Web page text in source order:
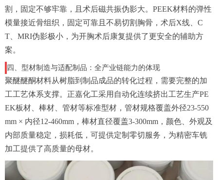
割，固定不够牢靠，且术后磁共振伪影大。PEEK材料的弹性
模量接近骨组织，固定可靠且不易切割胸骨，术后X线、C
T、MRI伪影极小，为开胸术后康复提供了更安全的辅助方
案。
四、型材制造与适配制品：全产业链能力的体现
聚醚醚酮材料从树脂到制品成品的转化过程，需要完整的加
工工艺体系支撑。正嘉化工采用自动化连续挤出工艺生产PE
EK板材、棒材、管材等标准型材，管材规格覆盖外径23-550
mm × 内径12-460mm，棒材直径覆盖3-300mm，颜色、外观及
内部质量稳定，损耗低，可提供定制零切服务，为精密车铣
加工提供了高质量的母材。